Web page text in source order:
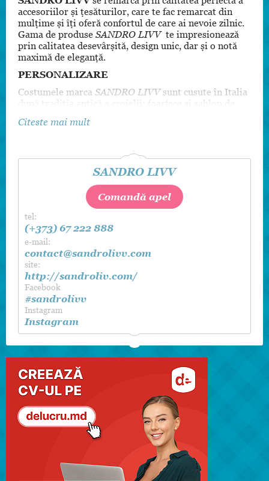
accesoriilor și țesăturilor, care te fac remarcat din
mulțime și îți oferă confortul de care ai nevoie zilnic.
Gama de produse SANDRO LIVV te impresionează
prin calitatea desevârșită, design unic, dar și o notă
maximă de eleganță.
PERSONALIZARE
Costumele marca SANDRO LIVVsunt cusute în Italia
după tradiția antică a croielii: foarfece și sablon de
atelierul a reușit să îmbine tradiția cusutului de mână
gusturile oricărui client, începând de la sacouri,
pantaloni, terminând cu nasturi și culoarea aței cu
Citeste mai mult
SANDRO LIVV
Comandă apel
tel:
(+373) 67 222 888
e-mail:
contact@sandrolivv.com
site:
http://sandroliv.com/
Facebook
#sandrolivv
Instagram
Instagram